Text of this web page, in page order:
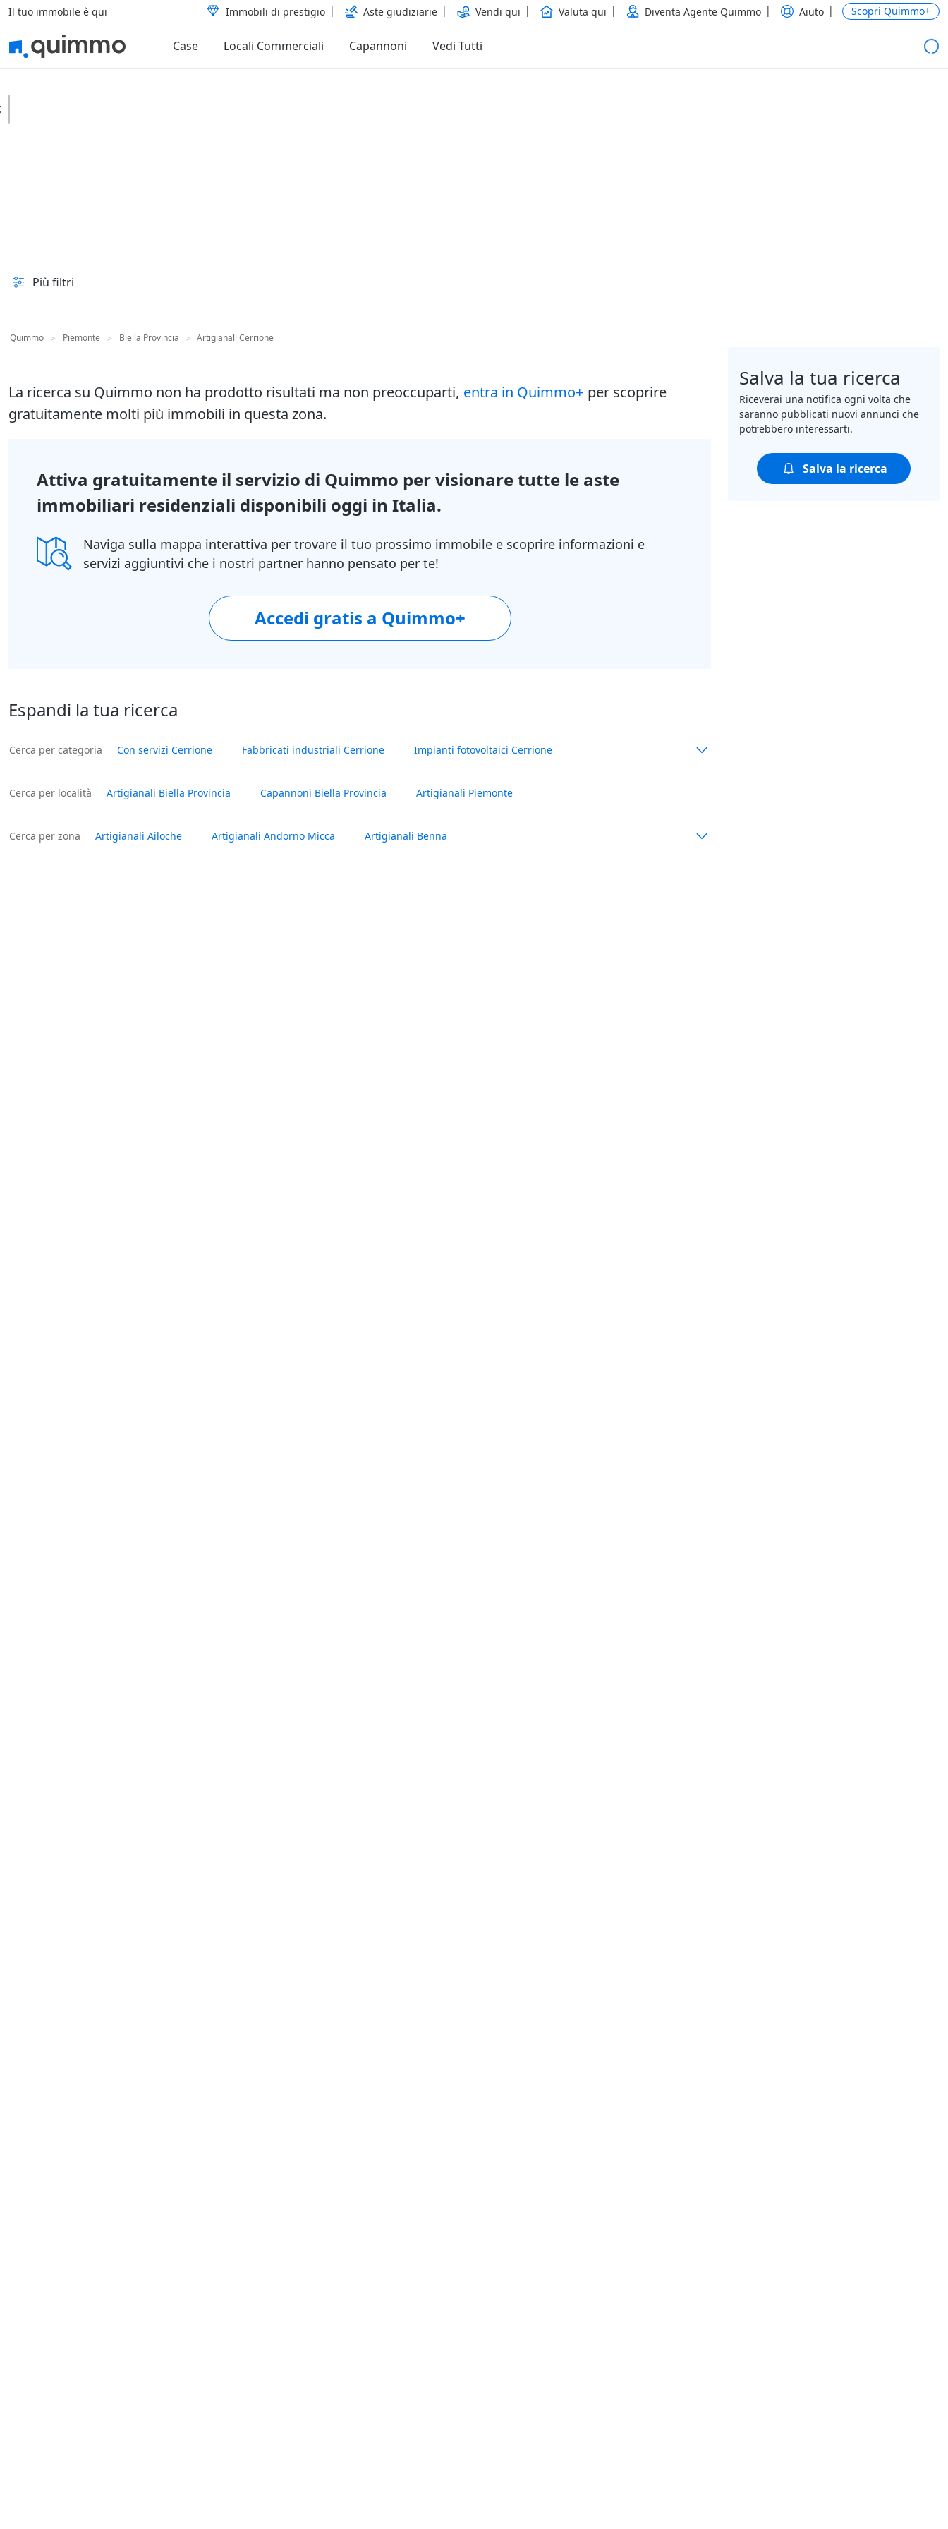
Il tuo immobile è qui Immobili di prestigio Aste giudiziarie Vendi qui Valuta qui Diventa Agente Quimmo Aiuto Scopri Quimmo+
Case Locali Commerciali Capannoni Vedi Tutti
Più filtri
Quimmo > Piemonte > Biella Provincia > Artigianali Cerrione
La ricerca su Quimmo non ha prodotto risultati ma non preoccuparti, entra in Quimmo+ per scoprire
gratuitamente molti più immobili in questa zona.
Attiva gratuitamente il servizio di Quimmo per visionare tutte le aste
immobiliari residenziali disponibili oggi in Italia.
Naviga sulla mappa interattiva per trovare il tuo prossimo immobile e scoprire informazioni e
servizi aggiuntivi che i nostri partner hanno pensato per te!
Accedi gratis a Quimmo+
Espandi la tua ricerca
Cerca per categoria Con servizi Cerrione Fabbricati industriali Cerrione Impianti fotovoltaici Cerrione
Cerca per località Artigianali Biella Provincia Capannoni Biella Provincia Artigianali Piemonte
Cerca per zona Artigianali Ailoche Artigianali Andorno Micca Artigianali Benna
Salva la tua ricerca
Riceverai una notifica ogni volta che
saranno pubblicati nuovi annunci che
potrebbero interessarti.
Salva la ricerca